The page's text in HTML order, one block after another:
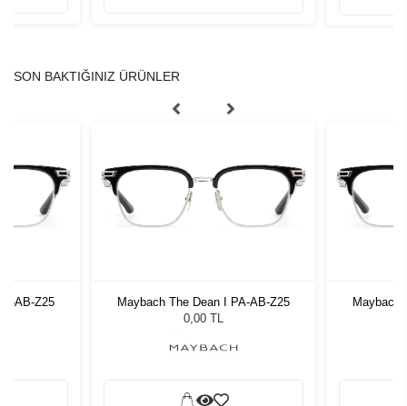
SON BAKTIĞINIZ ÜRÜNLER
AB-Z25
Maybach The Dean I PA-AB-Z25
0,00 TL
Maybach